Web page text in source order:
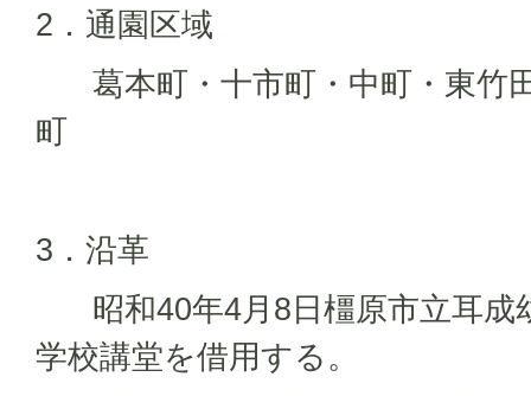
2．通園区域
葛本町・十市町・中町・東竹
町
3．沿革
昭和40年4月8日橿原市立耳成
学校講堂を借用する。